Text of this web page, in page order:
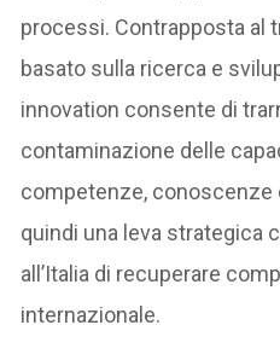
processi. Contrapposta al
basato sulla ricerca e
innovation consente di
contaminazione delle
competenze, conoscenze
quindi una leva strategica
all’Italia di recuperare
internazionale.